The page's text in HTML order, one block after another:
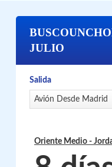
JULIO
Salida
Avión Desde Madrid
Oriente Medio -